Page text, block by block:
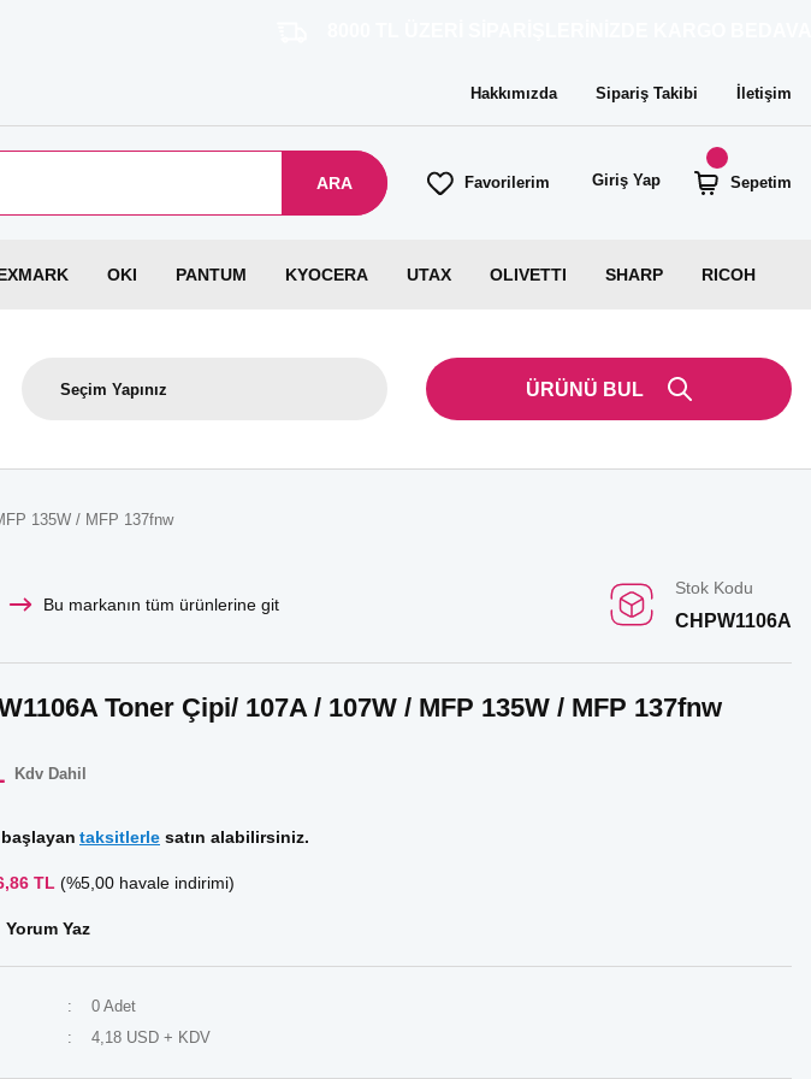
Hakkımızda Sipariş Takibi İletişim
ARA Favorilerim Giriş Yap Sepetim
OKI PANTUM KYOCERA UTAX OLIVETTI SHARP RICOH
ÜRÜNÜ BUL
135W / MFP 137fnw
Bu markanın tüm ürünlerine git
Stok Kodu
CHPW1106A
Toner Çipi/ 107A / 107W / MFP 135W / MFP 137fnw
Kdv Dahil
taksitlerle satın alabilirsiniz.
TL (%5,00 havale indirimi)
Yorum Yaz
0 Adet
4,18 USD + KDV